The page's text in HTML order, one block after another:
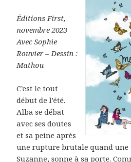
Éditions First,
novembre 2023
Avec Sophie
Rouvier – Dessin :
Mathou
C’est le tout
début de l’été.
Alba se débat
avec ses doutes
et sa peine après
une rupture brutale quand une
Suzanne, sonne à sa porte.